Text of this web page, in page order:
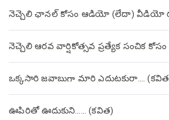
నెచ్చెలి ఛానల్ కోసం ఆడియో (లేదా) వీడియో
నెచ్చెలి ఆరవ వార్షికోత్సవ ప్రత్యేక సంచిక
ఒక్కసారి జవాబుగా మారి ఎదుటకురా….
ఊపిరితో ఊదుకుని…… (కవిత)